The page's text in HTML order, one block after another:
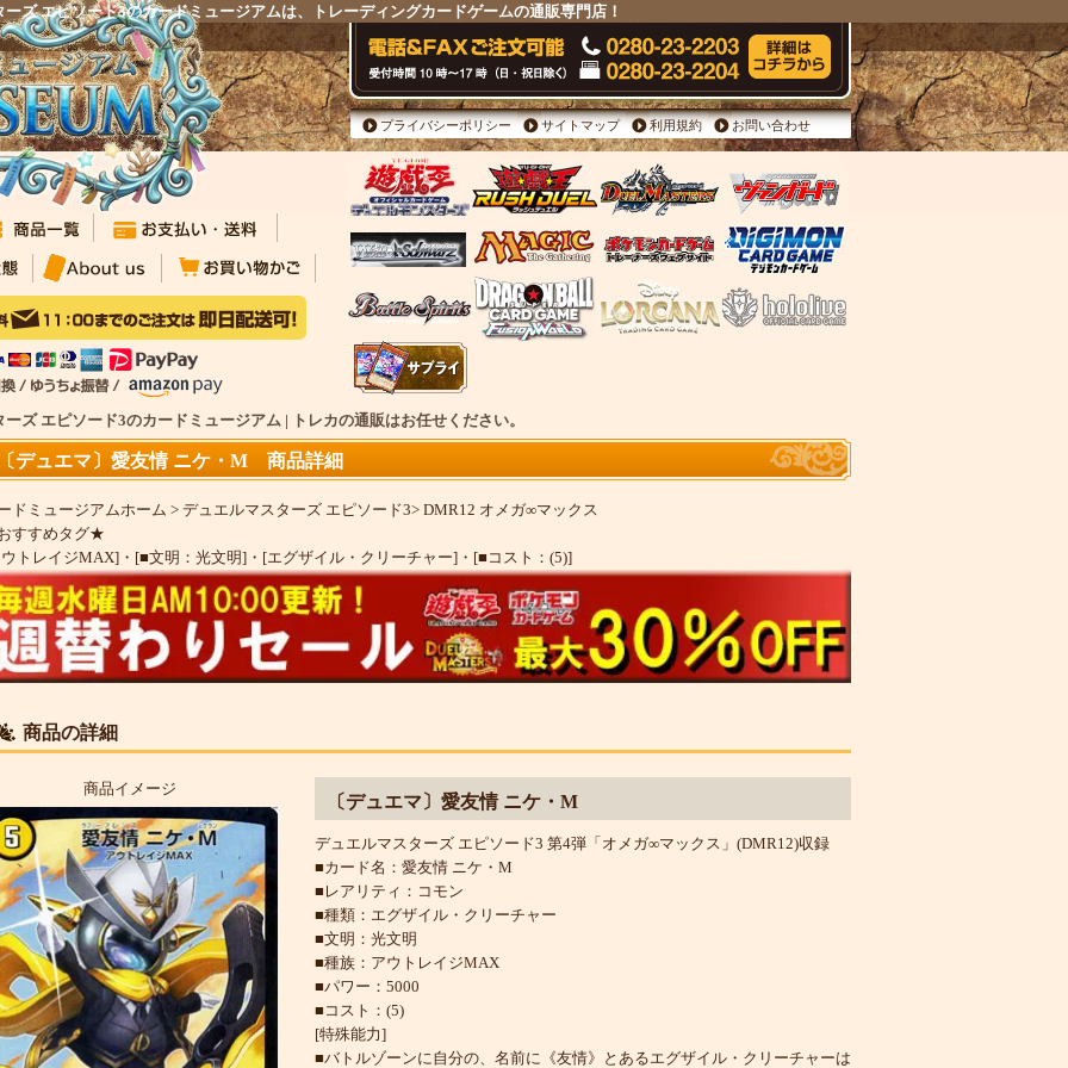
ズ エピソード3のカードミュージアムは、トレーディングカードゲームの通販専門店！
プライバシーポリシー サイトマップ 利用規約 お問い合わせ
ズ エピソード3のカードミュージアム | トレカの通販はお任せください。
デュエマ〕愛友情 ニケ・M 商品詳細
ドミュージアムホーム > デュエルマスターズ エピソード3> DMR12 オメガ∞マックス
すすめタグ★
トレイジMAX] ・ [■文明：光文明] ・ [エグザイル・クリーチャー] ・ [■コスト：(5)]
商品の詳細
商品イメージ
〔デュエマ〕愛友情 ニケ・M
デュエルマスターズ エピソード3 第4弾「オメガ∞マックス」(DMR12)収録
■カード名：愛友情 ニケ・M
■レアリティ：コモン
■種類：エグザイル・クリーチャー
■文明：光文明
■種族：アウトレイジMAX
■パワー：5000
■コスト：(5)
[特殊能力]
■バトルゾーンに自分の、名前に《友情》とあるエグザイル・クリーチャーは